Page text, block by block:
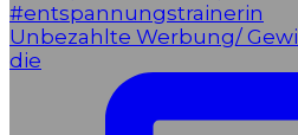
Unbezahlte Werbung/
die